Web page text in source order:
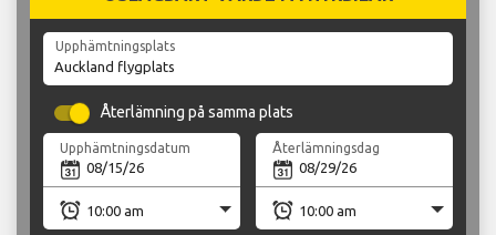
Upphämtningsplats
Återlämning på samma plats
Upphämtningsdatum Återlämningsdag